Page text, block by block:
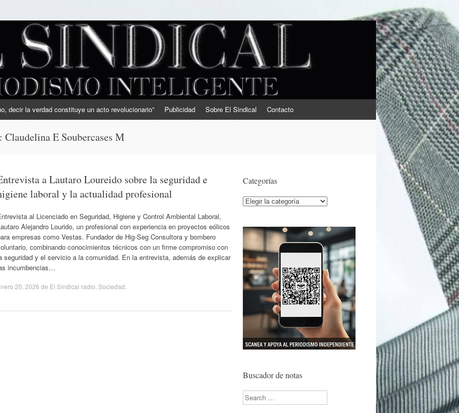
decir la verdad constituye un acto revolucionario” Publicidad Sobre El Sindical Contacto
Claudelina E Soubercases M
a Lautaro Loureido sobre la seguridad e
laboral y la actualidad profesional
al Licenciado en Seguridad, Higiene y Control Ambiental Laboral,
Alejandro Lourido, un profesional con experiencia en proyectos eólicos
empresas como Vestas. Fundador de Hig-Seg Consultora y bombero
combinando conocimientos técnicos con un firme compromiso con
seguridad y el servicio a la comunidad. En la entrevista, además de explicar
incumbencias…
20, 2026 de El Sindical radio Sociedad
Categorías
Categorías
Buscador de notas
Search